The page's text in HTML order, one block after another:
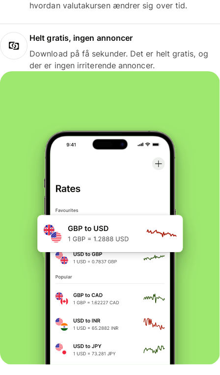
hvordan valutakursen ændrer sig over tid.
Helt gratis, ingen annoncer
Download på få sekunder. Det er helt gratis, og
der er ingen irriterende annoncer.